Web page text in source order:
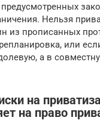
Нельзя
из прописанных
или
а в
на
на право